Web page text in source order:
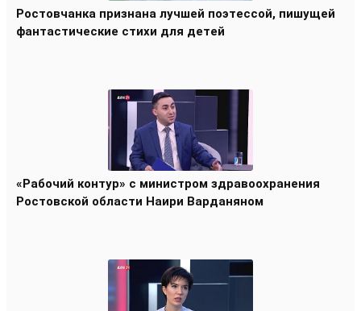
Ростовчанка признана лучшей поэтессой, пишущей
фантастические стихи для детей
«Рабочий контур» с министром здравоохранения
Ростовской области Наири Варданяном